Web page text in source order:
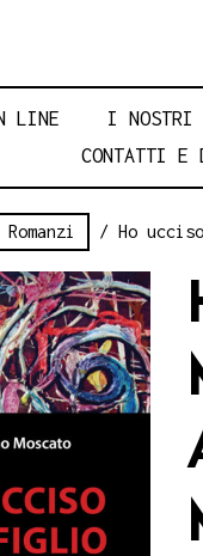
LINE I NOSTRI
CONTATTI E
Romanzi / Ho